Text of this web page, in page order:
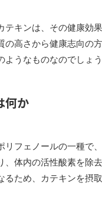
テキンは、その健康効
の高さから健康志向の
ようなものなのでしょう
何か
リフェノールの一種で
、体内の活性酸素を除
るため、カテキンを摂